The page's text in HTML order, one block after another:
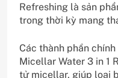
Refreshing là sản
trong thời kỳ mang
Các thành phần
Micellar Water 3 in 1
tử micellar, giúp loại